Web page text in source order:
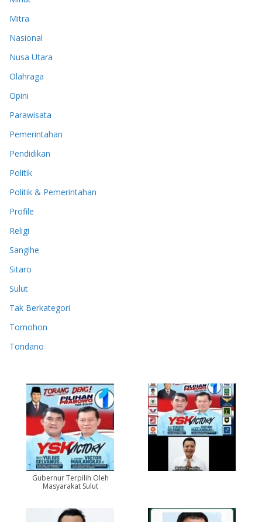
Mitra
Nasional
Nusa Utara
Olahraga
Opini
Parawisata
Pemerintahan
Pendidikan
Politik
Politik & Pemerintahan
Profile
Religi
Sangihe
Sitaro
Sulut
Tak Berkategori
Tomohon
Tondano
Gubernur Terpilih Oleh
Masyarakat Sulut